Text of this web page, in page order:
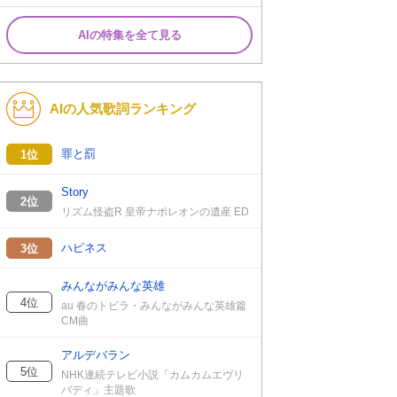
AIの特集を全て見る
AIの人気歌詞ランキング
1位 罪と罰
2位
Story
リズム怪盗R 皇帝ナポレオンの遺産 ED
3位 ハピネス
4位
みんながみんな英雄
au 春のトビラ・みんながみんな英雄篇
CM曲
5位
アルデバラン
NHK連続テレビ小説「カムカムエヴリ
バディ」主題歌